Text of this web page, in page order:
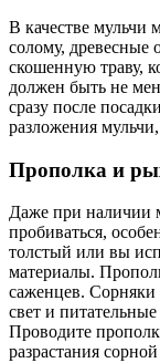
В качестве мульчи
солому, древесные
скошенную траву,
должен быть не
сразу после
разложения
Прополка и
Даже при наличии
пробиваться,
толстый или вы
материалы.
саженцев. Сорняки
свет и
Проводите
разрастания